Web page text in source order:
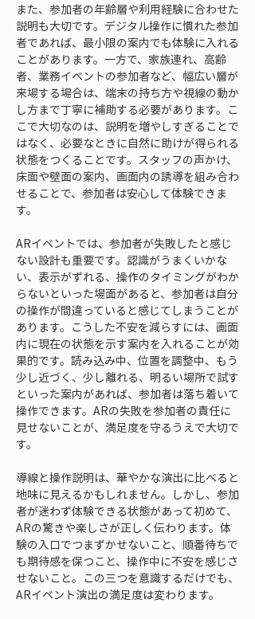
また、参加者の年齢層や利用経験に合わせた
説明も大切です。デジタル操作に慣れた参加
者であれば、最小限の案内でも体験に入れる
ことがあります。一方で、家族連れ、高齢
者、業務イベントの参加者など、幅広い層が
来場する場合は、端末の持ち方や視線の動か
し方まで丁寧に補助する必要があります。こ
こで大切なのは、説明を増やしすぎることで
はなく、必要なときに自然に助けが得られる
状態をつくることです。スタッフの声かけ、
床面や壁面の案内、画面内の誘導を組み合わ
せることで、参加者は安心して体験できま
す。
ARイベントでは、参加者が失敗したと感じ
ない設計も重要です。認識がうまくいかな
い、表示がずれる、操作のタイミングがわか
らないといった場面があると、参加者は自分
の操作が間違っていると感じてしまうことが
あります。こうした不安を減らすには、画面
内に現在の状態を示す案内を入れることが効
果的です。読み込み中、位置を調整中、もう
少し近づく、少し離れる、明るい場所で試す
といった案内があれば、参加者は落ち着いて
操作できます。ARの失敗を参加者の責任に
見せないことが、満足度を守るうえで大切で
す。
導線と操作説明は、華やかな演出に比べると
地味に見えるかもしれません。しかし、参加
者が迷わず体験できる状態があって初めて、
ARの驚きや楽しさが正しく伝わります。体
験の入口でつまずかせないこと、順番待ちで
も期待感を保つこと、操作中に不安を感じさ
せないこと。この三つを意識するだけでも、
ARイベント演出の満足度は変わります。